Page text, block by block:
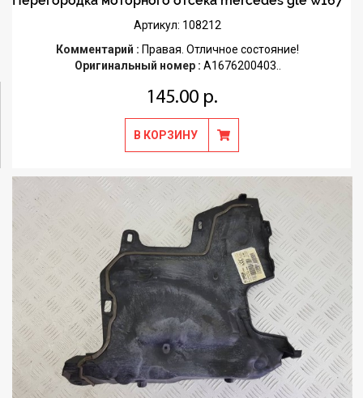
Артикул: 108212
Комментарий : Правая. Отличное состояние!
Оригинальный номер : A1676200403..
145.00 р.
В КОРЗИНУ